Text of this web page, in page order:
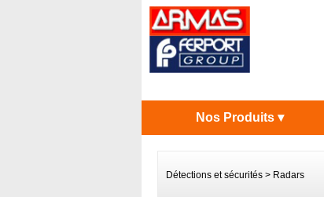
Nos Produits ▾
Détections et sécurités> Radars